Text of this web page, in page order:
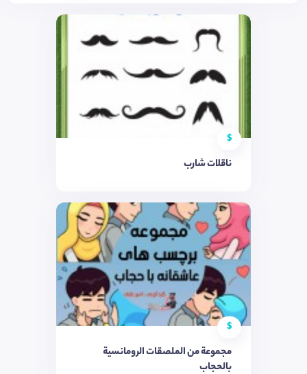
$
ناقلات شارب
$
مجموعة من الملصقات الرومانسية
بالحجاب